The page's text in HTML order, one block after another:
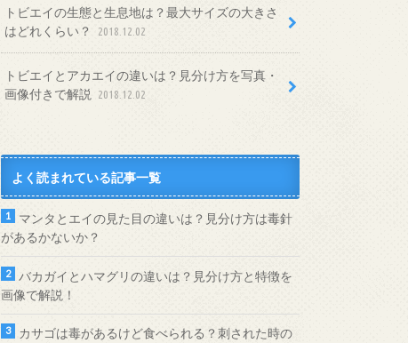
トビエイの生態と生息地は？最大サイズの大きさ
はどれくらい？
2018.12.02
トビエイとアカエイの違いは？見分け方を写真・
画像付きで解説
2018.12.02
よく読まれている記事一覧
マンタとエイの見た目の違いは？見分け方は毒針
があるかないか？
バカガイとハマグリの違いは？見分け方と特徴を
画像で解説！
カサゴは毒があるけど食べられる？刺された時の